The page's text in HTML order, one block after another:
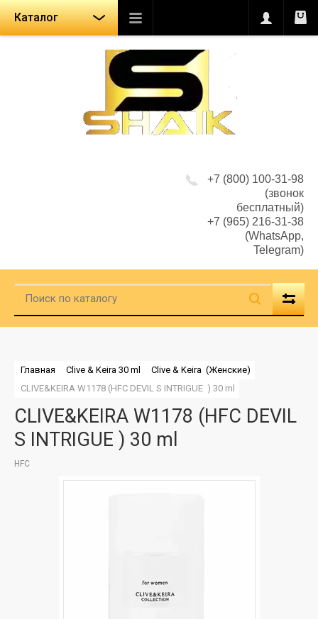
Каталог
+7 (800) 100-31-98
(звонок
бесплатный)
+7 (965) 216-31-38
(WhatsApp,
Telegram)
Главная Clive & Keira 30 ml
Clive & Keira  (Женские)
CLIVE&KEIRA W1178 (HFC DEVIL S INTRIGUE  ) 30 ml
CLIVE&KEIRA W1178 (HFC DEVIL
S INTRIGUE ) 30 ml
HFC